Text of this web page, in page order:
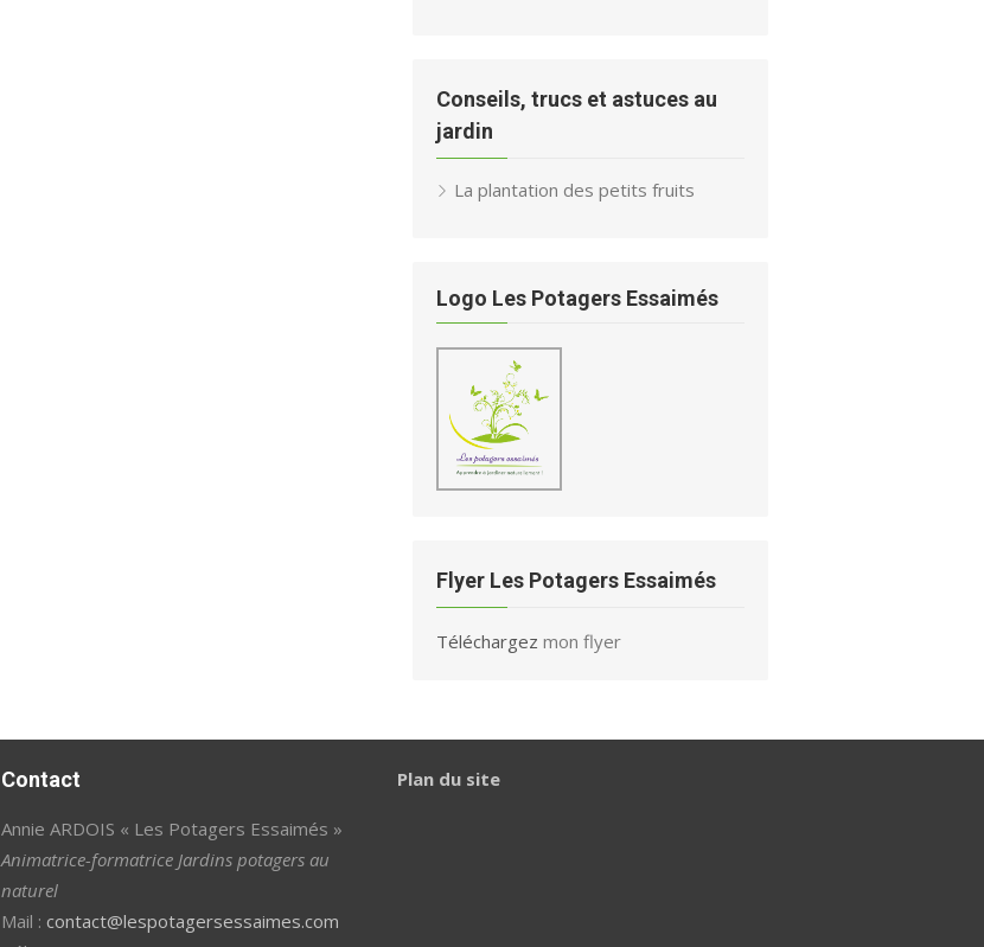
Conseils, trucs et astuces au
jardin
La plantation des petits fruits
Logo Les Potagers Essaimés
Flyer Les Potagers Essaimés
Téléchargez mon flyer
Contact
Annie ARDOIS « Les Potagers Essaimés »
Animatrice-formatrice Jardins potagers au
naturel
Mail :contact@lespotagersessaimes.com
Plan du site